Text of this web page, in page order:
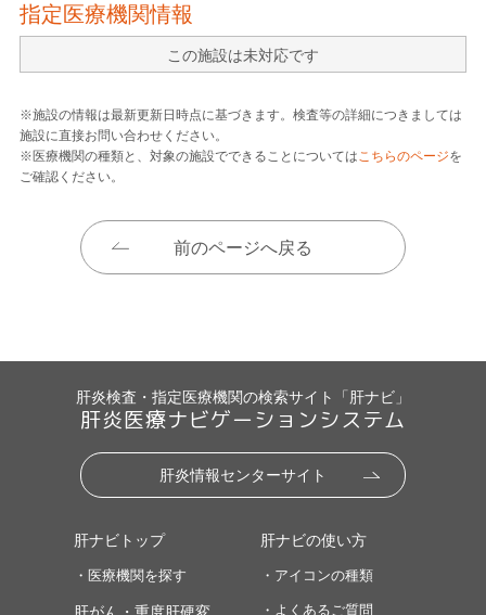
指定医療機関情報
この施設は未対応です
※施設の情報は最新更新日時点に基づきます。検査等の詳細につきましては
施設に直接お問い合わせください。
※医療機関の種類と、対象の施設でできることについてはこちらのページを
ご確認ください。
前のページへ戻る
肝炎検査・指定医療機関の検索サイト「肝ナビ」
肝炎医療ナビゲーションシステム
肝炎情報センターサイト
肝ナビトップ
・医療機関を探す
肝ナビの使い方
・アイコンの種類
・よくあるご質問